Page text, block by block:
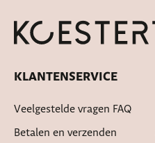
KLANTENSERVICE
Veelgestelde vragen FAQ
Betalen en verzenden